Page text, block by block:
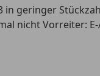
geringer
nicht Vorreiter: